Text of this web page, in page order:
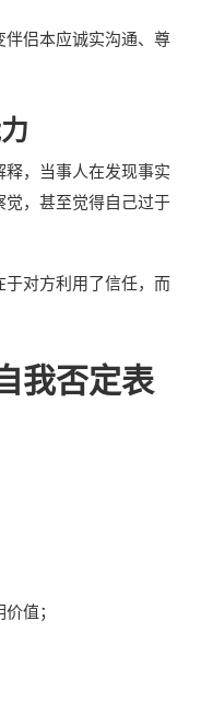
侣本应诚实沟通、尊
，当事人在发现事实
觉，甚至觉得自己过于
对方利用了信任，而
我否定表
值；